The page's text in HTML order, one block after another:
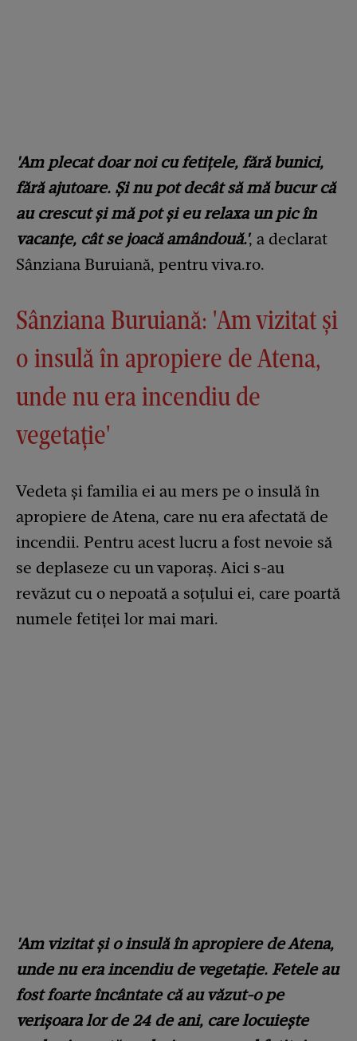
'Am plecat doar noi cu fetițele, fără bunici,
fără ajutoare. Și nu pot decât să mă bucur că
au crescut și mă pot și eu relaxa un pic în
vacanțe, cât se joacă amândouă.', a declarat
Sânziana Buruiană, pentru viva.ro.
Sânziana Buruiană: 'Am vizitat și
o insulă în apropiere de Atena,
unde nu era incendiu de
vegetație'
Vedeta și familia ei au mers pe o insulă în
apropiere de Atena, care nu era afectată de
incendii. Pentru acest lucru a fost nevoie să
se deplaseze cu un vaporaș. Aici s-au
revăzut cu o nepoată a soțului ei, care poartă
numele fetiței lor mai mari.
'Am vizitat și o insulă în apropiere de Atena,
unde nu era incendiu de vegetație. Fetele au
fost foarte încântate că au văzut-o pe
verișoara lor de 24 de ani, care locuiește